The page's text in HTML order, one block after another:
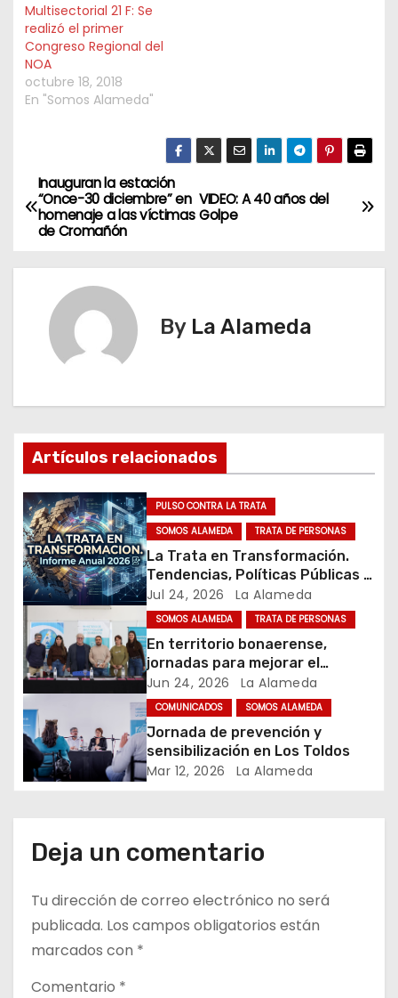
Multisectorial 21 F: Se
realizó el primer
Congreso Regional del
NOA
octubre 18, 2018
En "Somos Alameda"
N
a
v
c
ó
n
d
e
e
n
t
r
a
a
s
VIDEO: A 40 años del
Golpe
Inauguran la estación
“Once-30 diciembre” en
homenaje a las víctimas
de Cromañón
By La Alameda
Artículos relacionados
PULSO CONTRA LA TRATA
SOMOS ALAMEDA
TRATA DE PERSONAS
La Trata en Transformación.
Tendencias, Políticas Públicas y
Nuevos Desafíos. Argentina y el
Mundo – Julio 2026
Jul 24, 2026 La Alameda
SOMOS ALAMEDA TRATA DE PERSONAS
En territorio bonaerense,
jornadas para mejorar el
cuidado en comunidad
Jun 24, 2026 La Alameda
COMUNICADOS SOMOS ALAMEDA
Jornada de prevención y
sensibilización en Los Toldos
Mar 12, 2026 La Alameda
Deja un comentario
Tu dirección de correo electrónico no será
publicada. Los campos obligatorios están
marcados con *
Comentario *